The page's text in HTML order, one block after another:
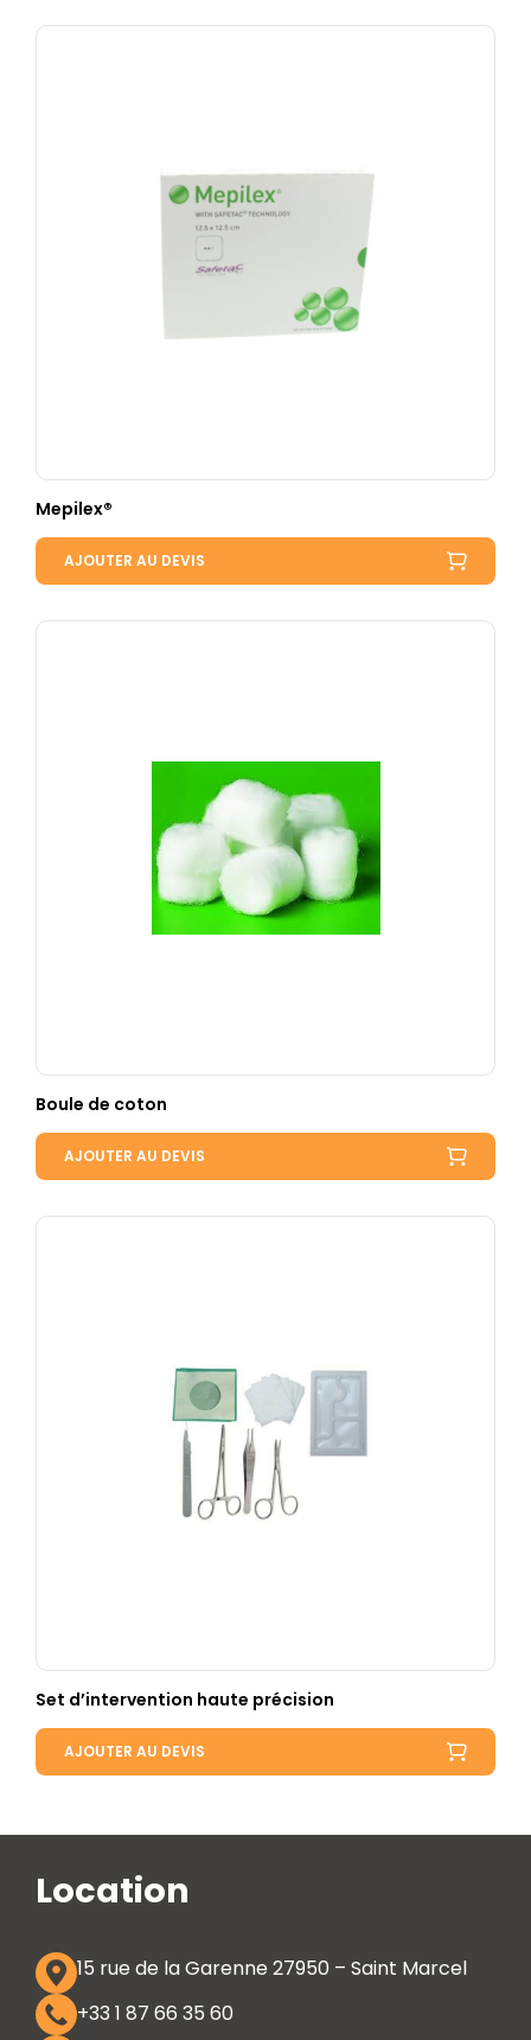
Mepilex®
AJOUTER AU DEVIS
Boule de coton
AJOUTER AU DEVIS
Set d’intervention haute précision
AJOUTER AU DEVIS
Location
15 rue de la Garenne 27950 – Saint Marcel
+33 1 87 66 35 60